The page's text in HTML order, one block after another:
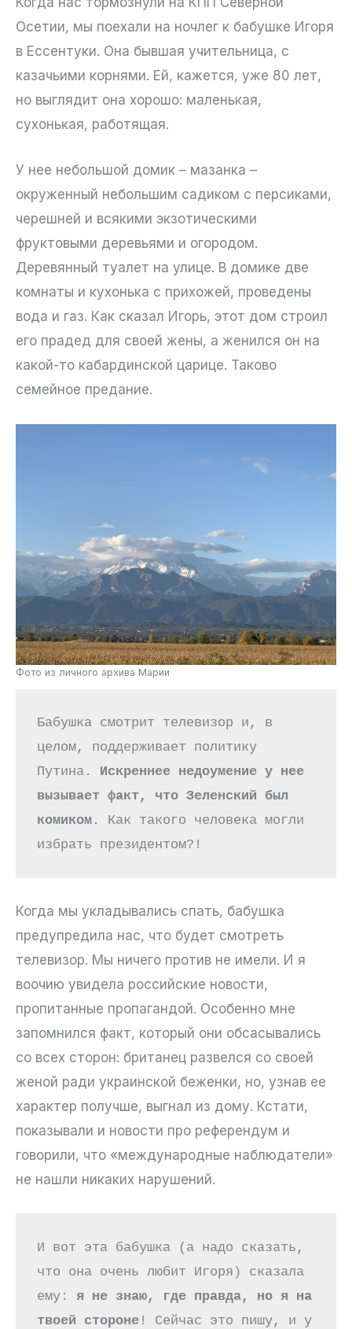
Осетии, мы поехали на ночлег к бабушке Игоря
в Ессентуки. Она бывшая учительница, с
казачьими корнями. Ей, кажется, уже 80 лет,
но выглядит она хорошо: маленькая,
сухонькая, работящая.
У нее небольшой домик – мазанка –
окруженный небольшим садиком с персиками,
черешней и всякими экзотическими
фруктовыми деревьями и огородом.
Деревянный туалет на улице. В домике две
комнаты и кухонька с прихожей, проведены
вода и газ. Как сказал Игорь, этот дом строил
его прадед для своей жены, а женился он на
какой-то кабардинской царице. Таково
семейное предание.
Фото из личного архива Марии
Бабушка смотрит телевизор и, в
целом, поддерживает политику
Путина. Искреннее недоумение у нее
вызывает факт, что Зеленский был
комиком . Как такого человека могли
избрать президентом?!
Когда мы укладывались спать, бабушка
предупредила нас, что будет смотреть
телевизор. Мы ничего против не имели. И я
воочию увидела российские новости,
пропитанные пропагандой. Особенно мне
запомнился факт, который они обсасывались
со всех сторон: британец развелся со своей
женой ради украинской беженки, но, узнав ее
характер получше, выгнал из дому. Кстати,
показывали и новости про референдум и
говорили, что «международные наблюдатели»
не нашли никаких нарушений.
И вот эта бабушка (а надо сказать,
что она очень любит Игоря) сказала
ему: я не знаю, где правда, но я на
твоей стороне ! Сейчас это пишу, и у